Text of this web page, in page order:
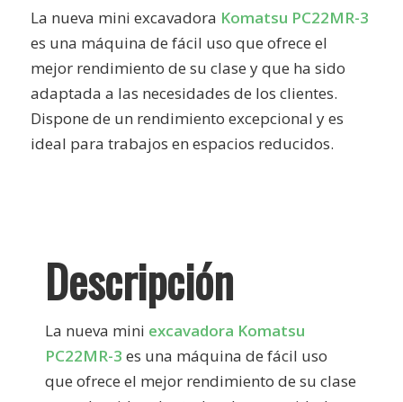
La nueva mini excavadora Komatsu PC22MR-3
es una máquina de fácil uso que ofrece el
mejor rendimiento de su clase y que ha sido
adaptada a las necesidades de los clientes.
Dispone de un rendimiento excepcional y es
ideal para trabajos en espacios reducidos.
Descripción
La nueva mini excavadora Komatsu
PC22MR-3 es una máquina de fácil uso
que ofrece el mejor rendimiento de su clase